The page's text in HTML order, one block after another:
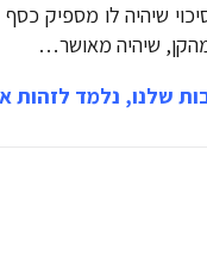
שיהיה לו מספיק
מהקן, שיהיה מאושר…
שלנו, נלמד לזהות